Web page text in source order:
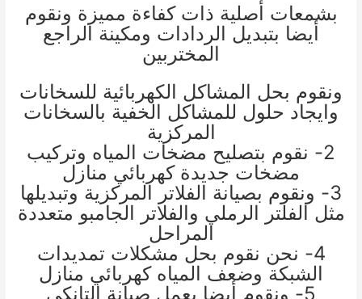
بشمعات أصلية ذات كفاءة مميزة ونقوم
أيضا بتبديل الردادات ومكينة الراجع
المختربين
ونقوم بحل المشاكل الكهربائية للسخانات
وايجاد حلول للمشاكل الخفية بالسخانات
المركزية
2- نقوم بتصليح مضخات المياه وتركيب
مضخات جديدةكهربائي منازل
3- ونقوم بصيانة الفلاتر المركزية وتبديلها
مثل الفلتر الرملي والفلاتر الجامبو متعددة
المراحل
4- نحن نقوم بحل مشكلات تمديدات
الشبكة وضعف المياهكهربائي منازل
5- ونقوم أيضا بعمل صيانة التانكي